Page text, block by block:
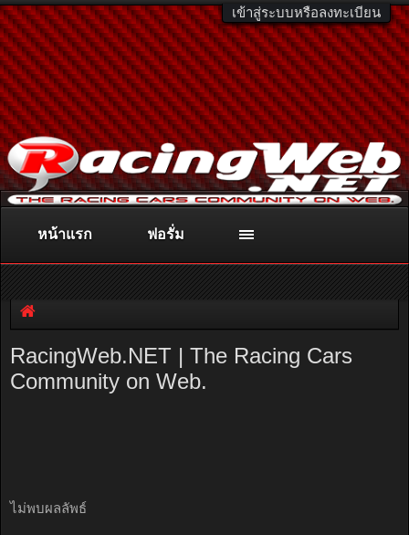
เข้าสู่ระบบหรือลงทะเบียน
ติดต่อลงโฆษณา racingweb@gmail.comหรือโทร. 081-811-1138
หรืออ่านรายละเอียดเพิ่มเติม คลิกที่นี่
RacingWeb.NET | The Racing Cars
Community on Web.
ไม่พบผลลัพธ์
หน้าแรก ฟอรั่ม